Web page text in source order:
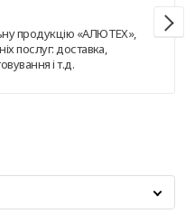
продукцію «АЛЮТЕХ»,
послуг: доставка,
і т.д.